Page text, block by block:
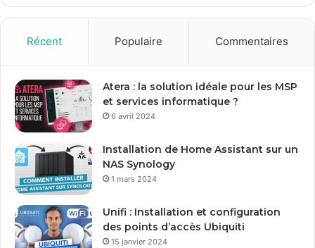
z
r
e
a
d
s
e
m
a
Récent Populaire Commentaires
Atera : la solution idéale pour les MSP
et services informatique ?
6 avril 2024
Installation de Home Assistant sur un
NAS Synology
1 mars 2024
Unifi : Installation et configuration
des points d’accès Ubiquiti
15 janvier 2024